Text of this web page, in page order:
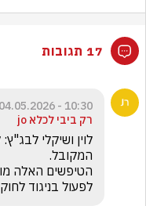
17 תגובות
10:30 - 04.05.2026
רק ביבי לכלא jo
לפעול בניגוד לחוק